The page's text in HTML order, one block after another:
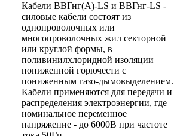
Кабели ВВГнг(А)-LS и ВВГнг-LS -
силовые кабели состоят из
однопроволочных или
многопроволочных жил секторной
или круглой формы, в
поливинилхлоридной изоляции
пониженной горючести с
пониженным газо-дымовыделением.
Кабели применяются для передачи и
распределения электроэнергии, где
номинальное переменное
напряжение - до 6000В при частоте